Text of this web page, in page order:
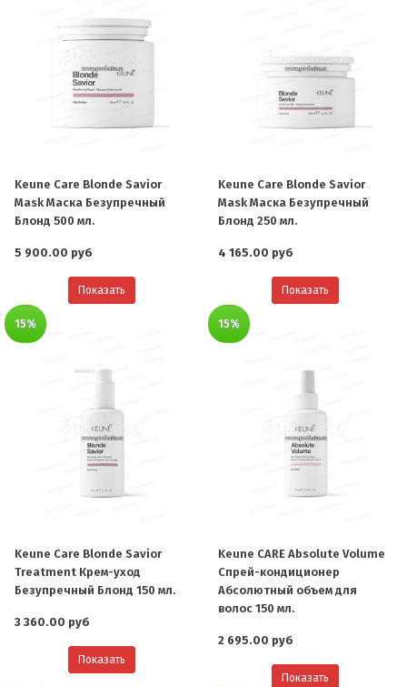
Keune Care Blonde Savior
Mask Маска Безупречный
Блонд 500 мл.
5 900.00 руб
Показать
Keune Care Blonde Savior
Mask Маска Безупречный
Блонд 250 мл.
4 165.00 руб
Показать
15%
Keune Care Blonde Savior
Treatment Крем-уход
Безупречный Блонд 150 мл.
3 360.00 руб
Показать
15%
Keune CARE Absolute Volume
Спрей-кондиционер
Абсолютный объем для
волос 150 мл.
2 695.00 руб
Показать